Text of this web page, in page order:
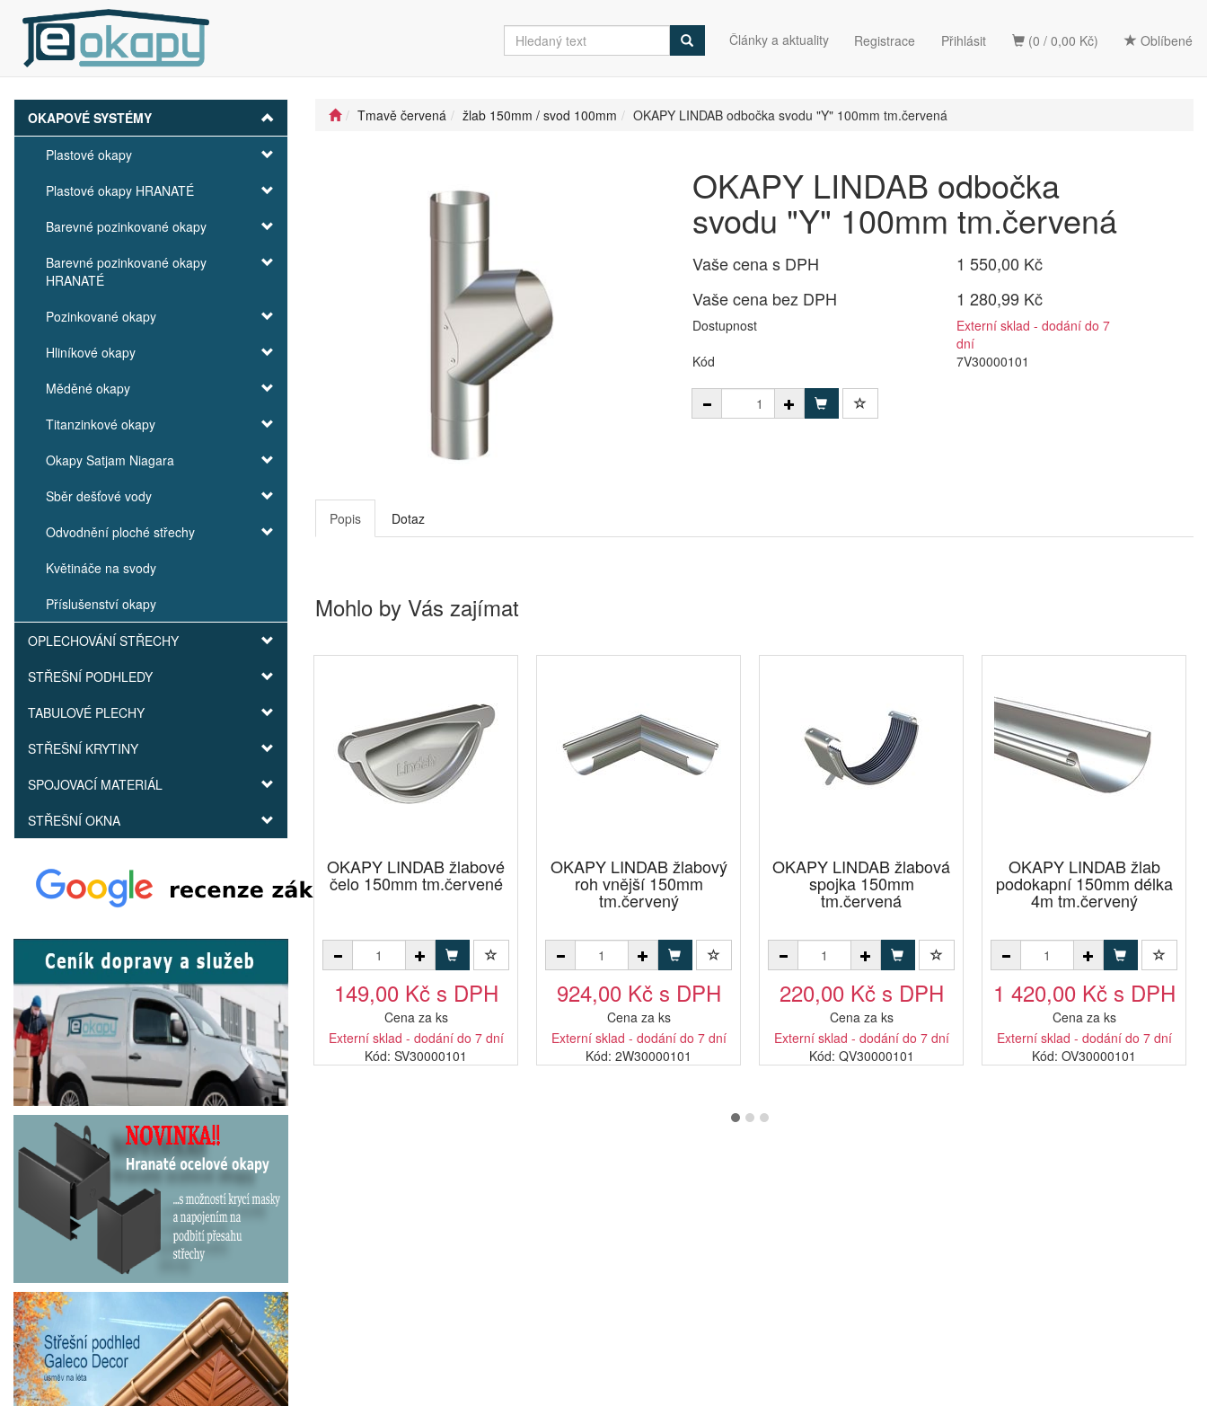
(0 / 0,00 Kč) Oblíbené
Články a aktuality Registrace Přihlásit
OKAPOVÉ SYSTÉMY
Plastové okapy
Plastové okapy HRANATÉ
Barevné pozinkované okapy
Barevné pozinkované okapy
HRANATÉ
Pozinkované okapy
Hliníkové okapy
Měděné okapy
Titanzinkové okapy
Okapy Satjam Niagara
Sběr dešťové vody
Odvodnění ploché střechy
Květináče na svody
Příslušenství okapy
OPLECHOVÁNÍ STŘECHY
STŘEŠNÍ PODHLEDY
TABULOVÉ PLECHY
STŘEŠNÍ KRYTINY
SPOJOVACÍ MATERIÁL
STŘEŠNÍ OKNA
Tmavě červená žlab 150mm / svod 100mm OKAPY LINDAB odbočka svodu "Y" 100mm tm.červená
OKAPY LINDAB odbočka
svodu "Y" 100mm tm.červená
Vaše cena s DPH
1 550,00 Kč
Vaše cena bez DPH
1 280,99 Kč
Dostupnost
Externí sklad - dodání do 7
dní
Kód
7V30000101
Popis Dotaz
Mohlo by Vás zajímat
OKAPY LINDAB žlabové
čelo 150mm tm.červené
149,00 Kč s DPH
Cena za ks
Externí sklad - dodání do 7 dní
Kód: SV30000101
OKAPY LINDAB žlabový
roh vnější 150mm
tm.červený
924,00 Kč s DPH
Cena za ks
Externí sklad - dodání do 7 dní
Kód: 2W30000101
OKAPY LINDAB žlabová
spojka 150mm
tm.červená
220,00 Kč s DPH
Cena za ks
Externí sklad - dodání do 7 dní
Kód: QV30000101
OKAPY LINDAB žlab
podokapní 150mm délka
4m tm.červený
1 420,00 Kč s DPH
Cena za ks
Externí sklad - dodání do 7 dní
Kód: OV30000101